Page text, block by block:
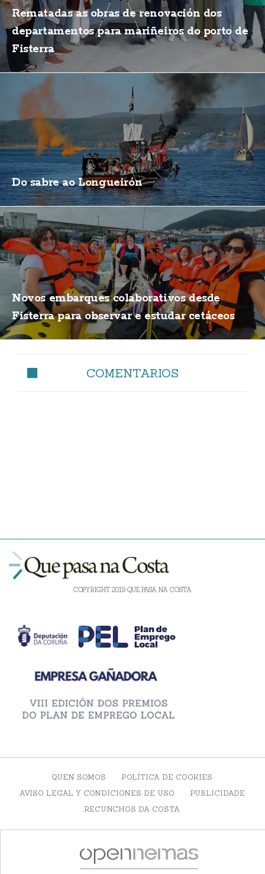
Rematadas as obras de renovación dos
departamentos para mariñeiros do porto de
Fisterra
Do sabre ao Longueirón
Novos embarques colaborativos desde
Fisterra para observar e estudar cetáceos
COMENTARIOS
COPYRIGHT 2019 QUE PASA NA COSTA
QUEN SOMOS
POLÍTICA DE COOKIES
AVISO LEGAL Y CONDICIONES DE USO
PUBLICIDADE
RECUNCHOS DA COSTA